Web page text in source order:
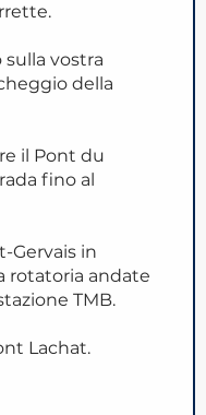
vostra
della
il Pont du
fino al
Gervais in
rotatoria andate
TMB.
Lachat.